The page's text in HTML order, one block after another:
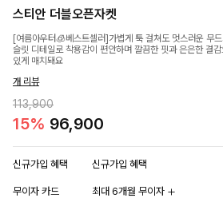
스티안 더블오픈자켓
[여름아우터🧊베스트셀러]가볍게 툭 걸쳐도 멋스러운 무
슬릿 디테일로 착용감이 편안하며 깔끔한 핏과 은은한 결
있게 매치돼요
개 리뷰
113,900
15% 96,900
신규가입 혜택 신규가입 혜택
무이자 카드 최대 6개월 무이자